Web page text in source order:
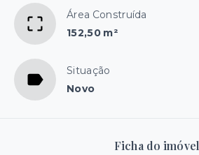
Área Construída
152,50 m²
Situação
Novo
Ficha do imóvel